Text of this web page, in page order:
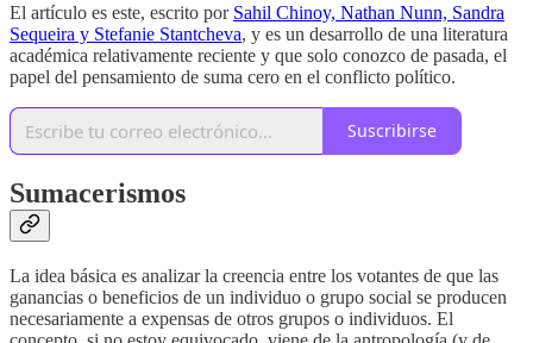
El artículo es este, escrito por Sahil Chinoy, Nathan Nunn, Sandra
Sequeira y Stefanie Stantcheva, y es un desarrollo de una literatura
académica relativamente reciente y que solo conozco de pasada, el
papel del pensamiento de suma cero en el conflicto político.
Suscribirse
Sumacerismos
La idea básica es analizar la creencia entre los votantes de que las
ganancias o beneficios de un individuo o grupo social se producen
necesariamente a expensas de otros grupos o individuos. El